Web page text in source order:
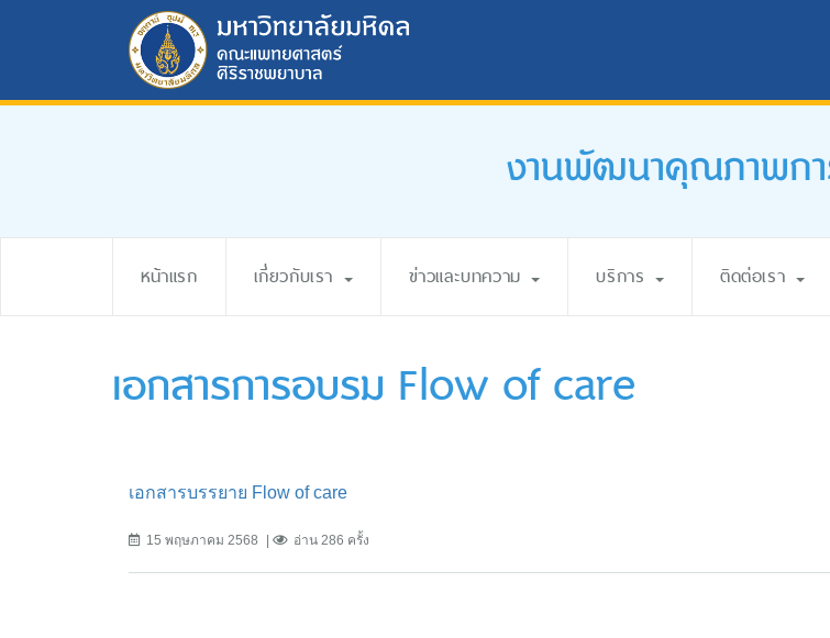
งานพัฒนาคุณภาพก
หน้าแรก เกี่ยวกับเรา ข่าวและบทความ บริการ ติดต่อเรา
เอกสารการอบรม Flow of care
เอกสารบรรยาย Flow of care
15 พฤษภาคม 2568 อ่าน 286 ครั้ง